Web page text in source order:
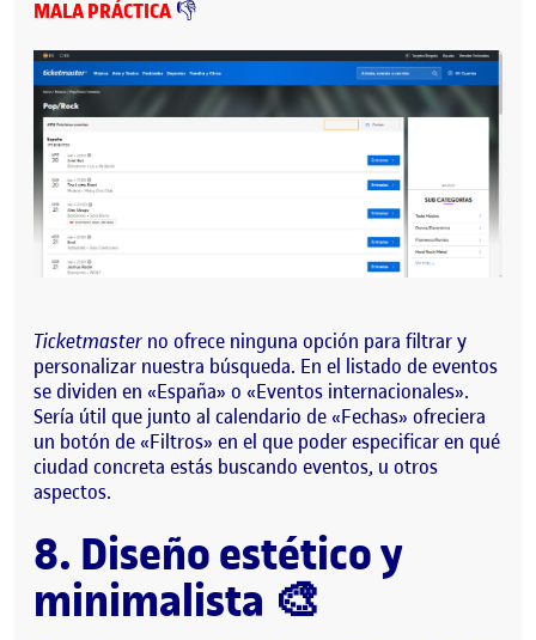
MALA PRÁCTICA 👎
Ticketmaster no ofrece ninguna opción para filtrar y
personalizar nuestra búsqueda. En el listado de eventos
se dividen en «España» o «Eventos internacionales».
Sería útil que junto al calendario de «Fechas» ofreciera
un botón de «Filtros» en el que poder especificar en qué
ciudad concreta estás buscando eventos, u otros
aspectos.
8. Diseño estético y
minimalista 🎨